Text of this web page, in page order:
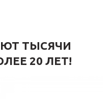
ТЫСЯЧИ
20 ЛЕТ!